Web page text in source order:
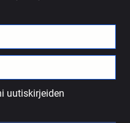
uutiskirjeiden